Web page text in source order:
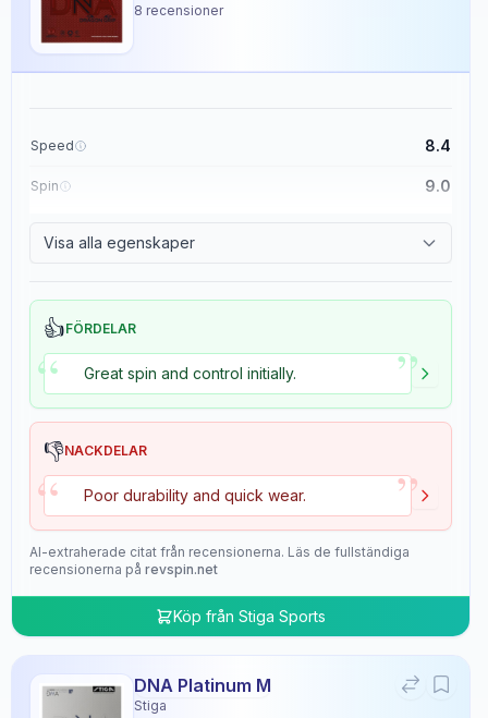
8 recensioner
Speed 8.4
Spin 9.0
Visa alla egenskaper
👍FÖRDELAR
“ Great spin and control initially. ”
👎NACKDELAR
“ Poor durability and quick wear. ”
AI-extraherade citat från recensionerna. Läs de fullständiga
recensionerna på revspin.net
Köp från Stiga Sports
DNA Platinum M
Stiga